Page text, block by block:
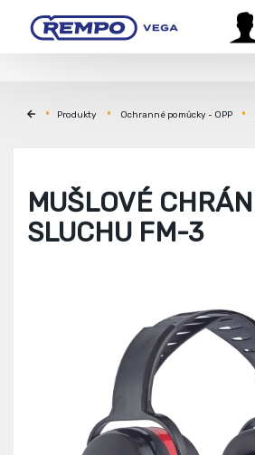
Produkty Ochranné pomůcky - OPP
MUŠLOVÉ
SLUCHU FM-3